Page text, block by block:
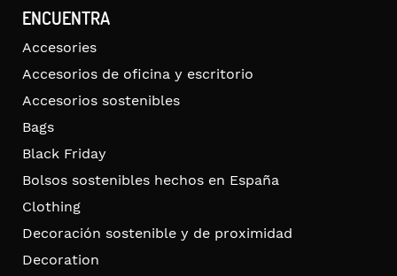
ENCUENTRA
Accesories
Accesorios de oficina y escritorio
Accesorios sostenibles
Bags
Black Friday
Bolsos sostenibles hechos en España
Clothing
Decoración sostenible y de proximidad
Decoration